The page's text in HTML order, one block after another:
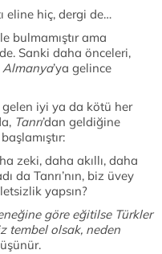
eline hiç, dergi de…
bulmamıştır ama
Sanki daha önceleri,
Almanya’ya gelince
gelen iyi ya da kötü her
Tanrı’dan geldiğine
zeki, daha akıllı, daha
da Tanrı’nın, biz üvey
yapsın?
göre eğitilse Türkler
tembel olsak, neden
düşünür.